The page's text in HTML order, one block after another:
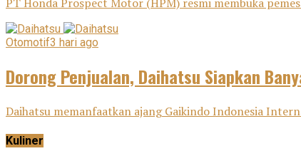
Otomotif3 hari ago
Dorong Penjualan, Daihatsu Siapkan
Daihatsu memanfaatkan ajang Gaikindo Indonesia
Kuliner